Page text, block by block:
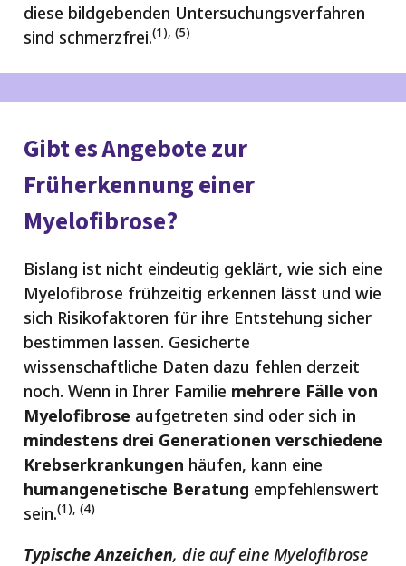
diese bildgebenden Untersuchungsverfahren
sind schmerzfrei.(1), (5)
Gibt es Angebote zur
Früherkennung einer
Myelofibrose?
Bislang ist nicht eindeutig geklärt, wie sich eine
Myelofibrose frühzeitig erkennen lässt und wie
sich Risikofaktoren für ihre Entstehung sicher
bestimmen lassen. Gesicherte
wissenschaftliche Daten dazu fehlen derzeit
noch. Wenn in Ihrer Familie mehrere Fälle von
Myelofibrose aufgetreten sind oder sich in
mindestens drei Generationen verschiedene
Krebserkrankungen häufen, kann eine
humangenetische Beratung empfehlenswert
sein.(1), (4)
Typische Anzeichen, die auf eine Myelofibrose